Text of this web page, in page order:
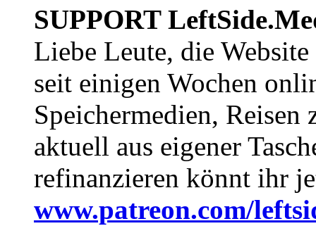
SUPPORT
Liebe Leute, die Website
seit einigen Wochen
Speichermedien, Reisen
aktuell aus eigener
refinanzieren könnt ihr
www.patreon.com/